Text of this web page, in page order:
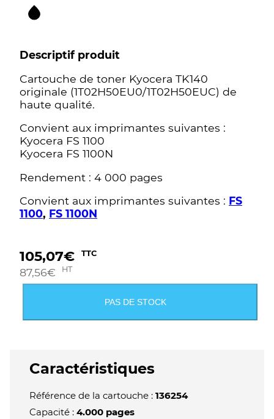
Descriptif produit
Cartouche de toner Kyocera TK140
originale (1T02H50EU0/1T02H50EUC) de
haute qualité.
Convient aux imprimantes suivantes :
Kyocera FS 1100
Kyocera FS 1100N
Rendement : 4 000 pages
Convient aux imprimantes suivantes : FS
1100, FS 1100N
105,07€ TTC
87,56€ HT
PAS DE STOCK
Caractéristiques
Référence de la cartouche : 136254
Capacité : 4.000 pages